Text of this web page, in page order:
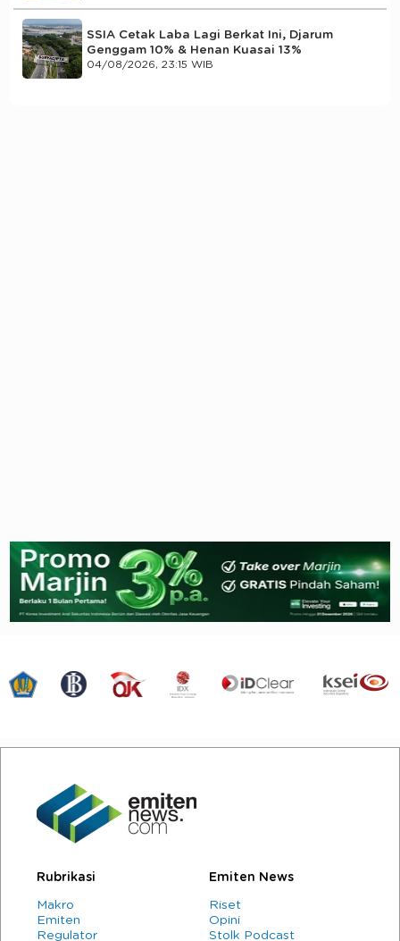
SSIA Cetak Laba Lagi Berkat Ini, Djarum
Genggam 10% & Henan Kuasai 13%
04/08/2026, 23:15 WIB
Rubrikasi
Makro
Emiten
Regulator
Emiten News
Riset
Opini
Stolk Podcast